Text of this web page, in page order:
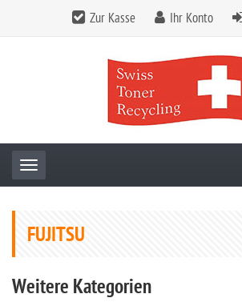
Zur Kasse Ihr Konto
Toggle navigation
FUJITSU
Weitere Kategorien